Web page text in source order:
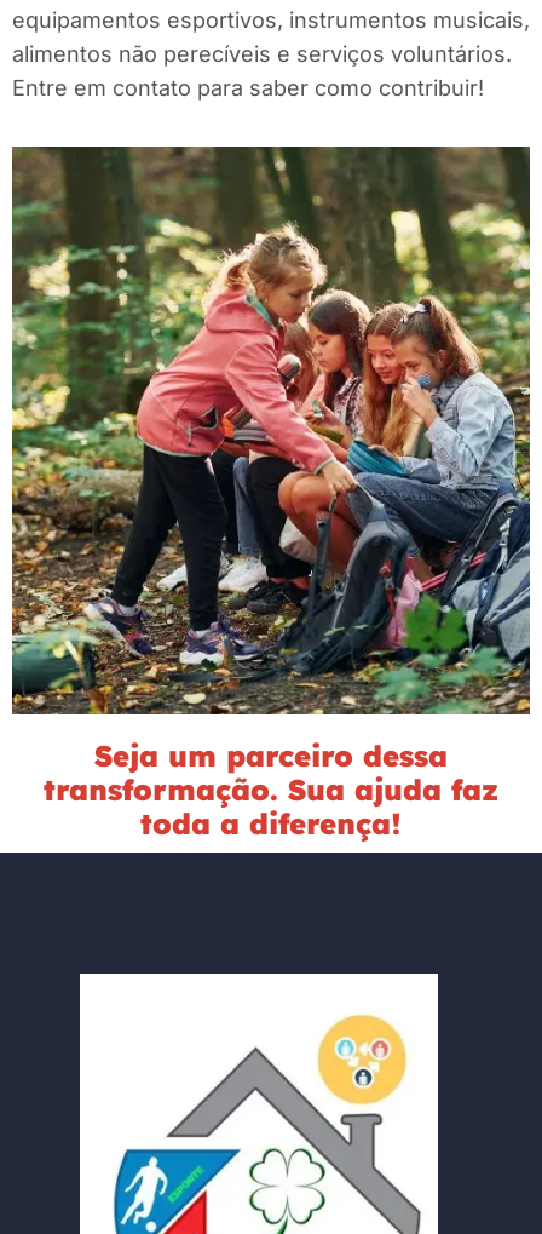
equipamentos esportivos, instrumentos musicais,
alimentos não perecíveis e serviços voluntários.
Entre em contato para saber como contribuir!
Seja um parceiro dessa
transformação. Sua ajuda faz
toda a diferença!